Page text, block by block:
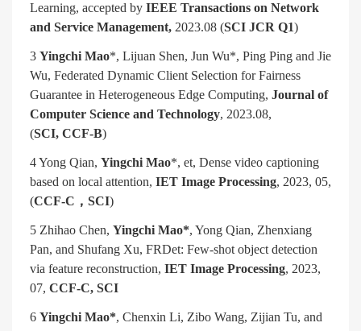
Learning, accepted by IEEE Transactions on Network
and Service Management, 2023.08 (SCI JCR Q1)
3 Yingchi Mao*, Lijuan Shen, Jun Wu*, Ping Ping and Jie
Wu, Federated Dynamic Client Selection for Fairness
Guarantee in Heterogeneous Edge Computing, Journal of
Computer Science and Technology, 2023.08,
(SCI, CCF-B)
4 Yong Qian, Yingchi Mao*, et, Dense video captioning
based on local attention, IET Image Processing, 2023, 05,
(CCF-C ， SCI)
5 Zhihao Chen, Yingchi Mao*, Yong Qian, Zhenxiang
Pan, and Shufang Xu, FRDet: Few-shot object detection
via feature reconstruction, IET Image Processing, 2023,
07, CCF-C, SCI
6 Yingchi Mao*, Chenxin Li, Zibo Wang, Zijian Tu, and